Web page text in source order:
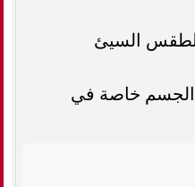
السيئ
الجسم خاصة في